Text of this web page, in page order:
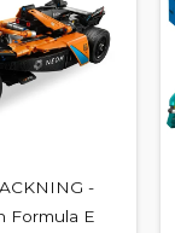
-
Formula E